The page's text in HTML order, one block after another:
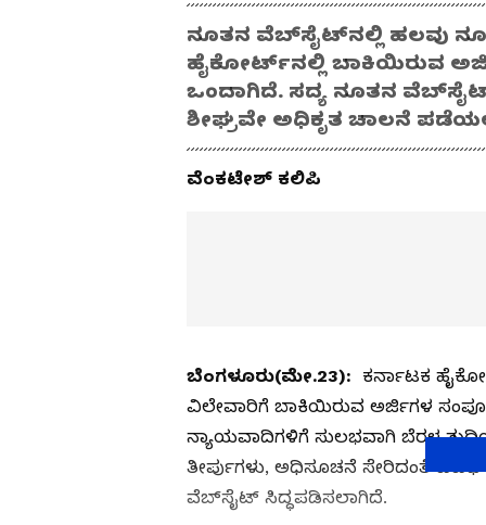
ನೂತನ ವೆಬ್‌ಸೈಟ್‌ನಲ್ಲಿ ಹಲವು
ಹೈಕೋರ್ಟ್‌ನಲ್ಲಿ ಬಾಕಿಯಿರುವ
ಒಂದಾಗಿದೆ. ಸದ್ಯ ನೂತನ
ಶೀಘ್ರವೇ ಅಧಿಕೃತ ಚಾಲನೆ
ವೆಂಕಟೇಶ್‌ ಕಲಿಪಿ
ಬೆಂಗಳೂರು(ಮೇ.23):
ಕರ್ನಾಟಕ
ವಿಲೇವಾರಿಗೆ ಬಾಕಿಯಿರುವ ಅರ್ಜಿಗಳ
ನ್ಯಾಯವಾದಿಗಳಿಗೆ ಸುಲಭವಾಗಿ ಬೆರಳ
ತೀರ್ಪುಗಳು, ಅಧಿಸೂಚನೆ ಸೇರಿದಂತೆ ವಿವಿಧ
ವೆಬ್‌ಸೈಟ್‌ ಸಿದ್ಧಪಡಿಸಲಾಗಿದೆ.